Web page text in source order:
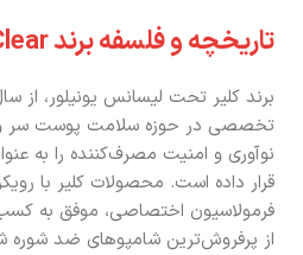
تاریخچه و فلسفه برند Clear
تخصصی در حوزه سلامت پوست سر
نوآوری و امنیت مصرف‌کننده را به
قرار داده است. محصولات کلیر با
فرمولاسیون اختصاصی، موفق به کسب
از پرفروش‌ترین شامپوهای ضد شوره